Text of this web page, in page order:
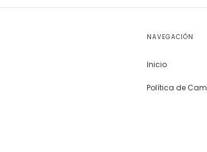
NAVEGACIÓN
Inicio
Política de